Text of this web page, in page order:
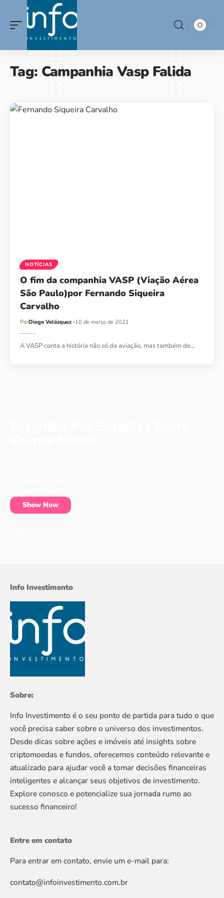
Tag:Campanhia Vasp Falida
NOTÍCIAS
O fim da companhia VASP (Viação Aérea
São Paulo)por Fernando Siqueira
Carvalho
PorDiego Velázquez 10 de março de 2021
A VASP conta a história não só da aviação, mas também de…
Show Now
Info Investimento
Sobre:
Info Investimento é o seu ponto de partida para tudo o que
você precisa saber sobre o universo dos investimentos.
Desde dicas sobre ações e imóveis até insights sobre
criptomoedas e fundos, oferecemos conteúdo relevante e
atualizado para ajudar você a tomar decisões financeiras
inteligentes e alcançar seus objetivos de investimento.
Explore conosco e potencialize sua jornada rumo ao
sucesso financeiro!
Entre em contato
Para entrar em contato, envie um e-mail para:
contato@infoinvestimento.com.br